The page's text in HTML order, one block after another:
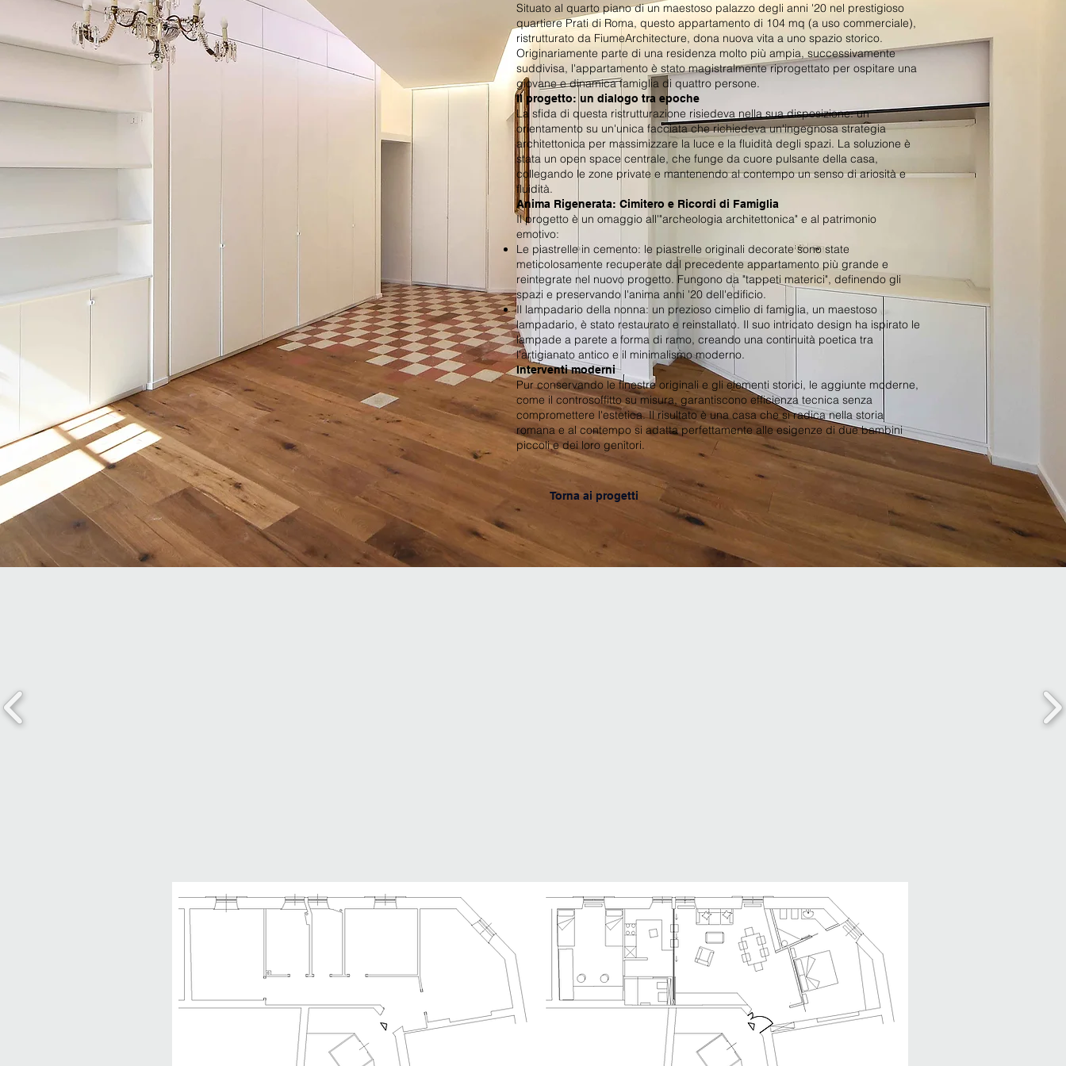
Situato al quarto piano di un maestoso palazzo degli anni '20 nel prestigioso
quartiere Prati di Roma, questo appartamento di 104 mq (a uso commerciale),
ristrutturato da FiumeArchitecture, dona nuova vita a uno spazio storico.
Originariamente parte di una residenza molto più ampia, successivamente
suddivisa, l'appartamento è stato magistralmente riprogettato per ospitare una
giovane e dinamica famiglia di quattro persone.
Il progetto: un dialogo tra epoche
La sfida di questa ristrutturazione risiedeva nella sua disposizione: un
orientamento su un'unica facciata che richiedeva un'ingegnosa strategia
architettonica per massimizzare la luce e la fluidità degli spazi. La soluzione è
stata un open space centrale, che funge da cuore pulsante della casa,
collegando le zone private e mantenendo al contempo un senso di ariosità e
fluidità.
Anima Rigenerata: Cimitero e Ricordi di Famiglia
Il progetto è un omaggio all'"archeologia architettonica" e al patrimonio
emotivo:
Le piastrelle in cemento: le piastrelle originali decorate sono state
meticolosamente recuperate dal precedente appartamento più grande e
reintegrate nel nuovo progetto. Fungono da "tappeti materici", definendo gli
spazi e preservando l'anima anni '20 dell'edificio.
Il lampadario della nonna: un prezioso cimelio di famiglia, un maestoso
lampadario, è stato restaurato e reinstallato. Il suo intricato design ha ispirato le
lampade a parete a forma di ramo, creando una continuità poetica tra
l'artigianato antico e il minimalismo moderno.
Interventi moderni
Pur conservando le finestre originali e gli elementi storici, le aggiunte moderne,
come il controsoffitto su misura, garantiscono efficienza tecnica senza
compromettere l'estetica. Il risultato è una casa che si radica nella storia
romana e al contempo si adatta perfettamente alle esigenze di due bambini
piccoli e dei loro genitori.
Torna ai progetti